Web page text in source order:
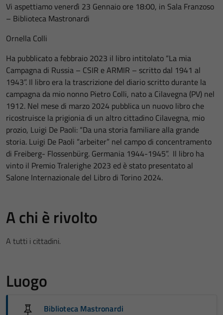
Vi aspettiamo venerdì 23 Gennaio ore 18:00, in Sala Franzoso
– Biblioteca Mastronardi
Ornella Colli
Ha pubblicato a febbraio 2023 il libro intitolato “La mia
Campagna di Russia – CSIR e ARMIR – scritto dal 1941 al
1943”. Il libro era la trascrizione del diario scritto durante la
campagna da mio nonno Pietro Colli, nato a Cilavegna (PV) nel
1912. Nel mese di marzo 2024 pubblica un nuovo libro che
ricostruisce la prigionia di un altro cittadino Cilavegna, mio
prozio, Luigi De Paoli: “Da una storia familiare alla grande
storia. Luigi De Paoli “arbeiter” nel campo di concentramento
di Freiberg- Flossenbürg. Germania 1944-1945”. Il libro ha
vinto il Premio Tralerighe 2023 ed è stato presentato al
Salone Internazionale del Libro di Torino 2024.
A chi è rivolto
A tutti i cittadini.
Luogo
Biblioteca Mastronardi